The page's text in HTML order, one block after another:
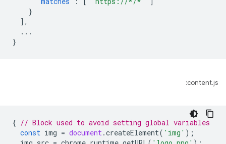
}
],
...
}
content.js:
{ // Block used to avoid setting global variables
const img = document.createElement( 'img' );